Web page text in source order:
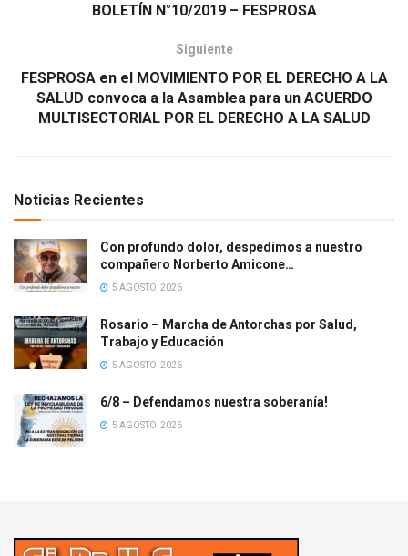
BOLETÍN N°10/2019 – FESPROSA
Siguiente
FESPROSA en el MOVIMIENTO POR EL DERECHO A LA
SALUD convoca a la Asamblea para un ACUERDO
MULTISECTORIAL POR EL DERECHO A LA SALUD
Noticias Recientes
Con profundo dolor, despedimos a nuestro
compañero Norberto Amicone…
5 AGOSTO, 2026
Rosario – Marcha de Antorchas por Salud,
Trabajo y Educación
5 AGOSTO, 2026
6/8 – Defendamos nuestra soberanía!
5 AGOSTO, 2026